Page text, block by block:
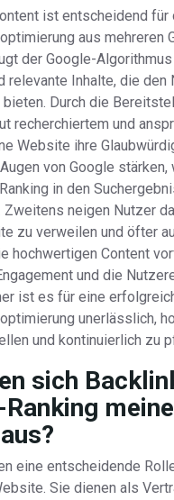
ist entscheidend für
aus mehreren
der Google-
relevante Inhalte, die den
Durch die
recherchiertem und
Website ihre
von Google stärken,
in den
Zweitens neigen Nutzer
zu verweilen und öfter
hochwertigen Content
und die
ist es für eine
unerlässlich,
und kontinuierlich zu
sich
Ranking
eine entscheidende
Sie dienen als